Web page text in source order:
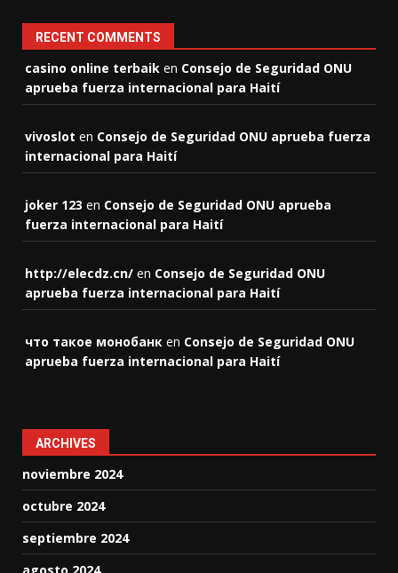
RECENT COMMENTS
casino online terbaik en Consejo de Seguridad ONU
aprueba fuerza internacional para Haití
vivoslot en Consejo de Seguridad ONU aprueba fuerza
internacional para Haití
joker 123 en Consejo de Seguridad ONU aprueba
fuerza internacional para Haití
http://elecdz.cn/ en Consejo de Seguridad ONU
aprueba fuerza internacional para Haití
что такое монобанк en Consejo de Seguridad ONU
aprueba fuerza internacional para Haití
ARCHIVES
noviembre 2024
octubre 2024
septiembre 2024